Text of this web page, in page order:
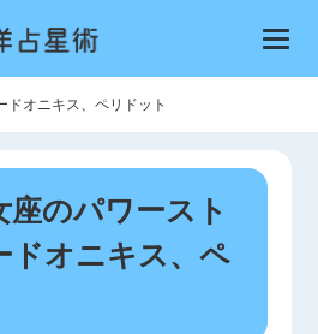
ドオニキス、ペリドット
座のパワースト
ドオニキス、ペ